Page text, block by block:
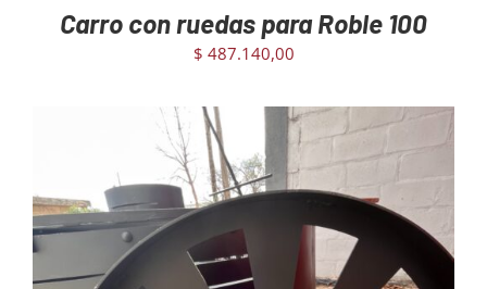
Carro con ruedas para Roble 100
$ 487.140,00